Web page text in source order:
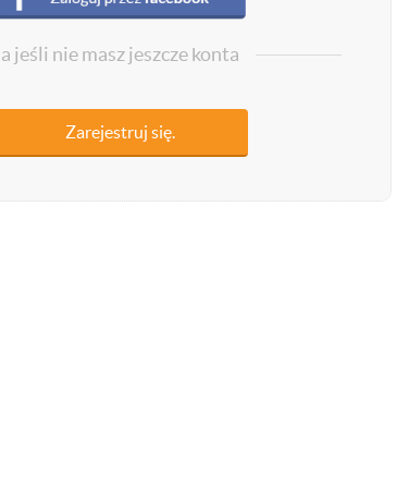
a jeśli nie masz jeszcze konta
Zarejestruj się.